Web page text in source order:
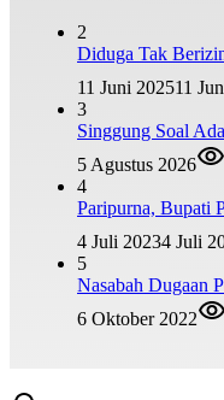
2
Diduga Tak
11 Juni 202511
3
Singgung Soal
5 Agustus 2026
4
Paripurna, Bupati
4 Juli 20234 Juli
5
Nasabah Dugaan
6 Oktober 2022